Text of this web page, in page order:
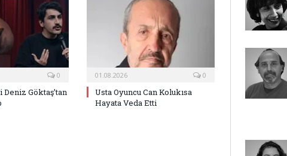
0
Göktaş’tan
01.08.2026 0
Usta Oyuncu Can Kolukısa
Hayata Veda Etti